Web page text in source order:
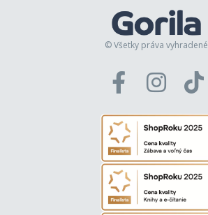
© Všetky práva vyhradené